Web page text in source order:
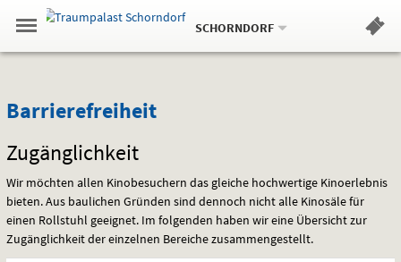
Springe
zum
,zum
.
Navigation
Gehe
zur
Standortauswahl
Standort:
SCHORNDORF.
Hinweis
Barrierefreiheit
Barrierefreiheit
Zugänglichkeit
Wir möchten allen Kinobesuchern das gleiche hochwertige Kinoerlebnis
bieten. Aus baulichen Gründen sind dennoch nicht alle Kinosäle für
einen Rollstuhl geeignet. Im folgenden haben wir eine Übersicht zur
Zugänglichkeit der einzelnen Bereiche zusammengestellt.